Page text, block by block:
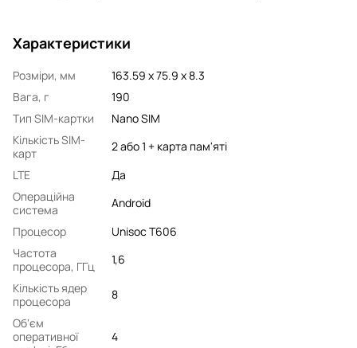
Характеристики
Розміри, мм
163.59 х 75.9 х 8.3
Вага, г
190
Тип SIM-картки
Nano SIM
Кількість SIM-
карт
2 або 1 + карта пам'яті
LTE
Да
Операційна
система
Android
Процесор
Unisoc T606
Частота
процесора, ГГц
1,6
Кількість ядер
процесора
8
Об'єм
оперативної
4